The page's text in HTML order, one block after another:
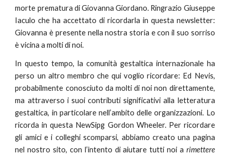
morte prematura di Giovanna Giordano. Ringrazio Giuseppe
Iaculo che ha accettato di ricordarla in questa newsletter:
Giovanna è presente nella nostra storia e con il suo sorriso
è vicina a molti di noi.
In questo tempo, la comunità gestaltica internazionale ha
perso un altro membro che qui voglio ricordare: Ed Nevis,
probabilmente conosciuto da molti di noi non direttamente,
ma attraverso i suoi contributi significativi alla letteratura
gestaltica, in particolare nell’ambito delle organizzazioni. Lo
ricorda in questa NewSipg Gordon Wheeler. Per ricordare
gli amici e i colleghi scomparsi, abbiamo creato una pagina
nel nostro sito, con l’intento di aiutare tutti noi a rimettere